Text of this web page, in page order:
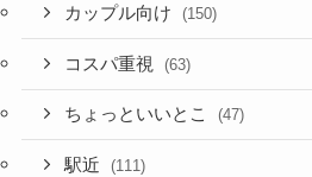
カップル向け (150)
コスパ重視 (63)
ちょっといいとこ (47)
駅近 (111)